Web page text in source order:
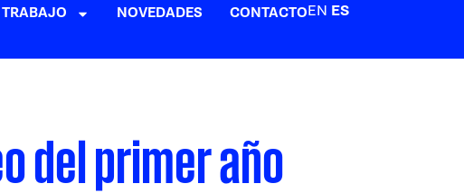
NOVEDADES CONTACTOEN ES
del primer año